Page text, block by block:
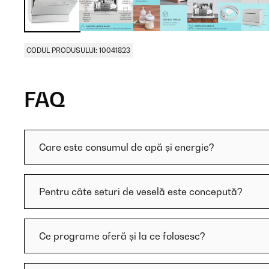
CODUL PRODUSULUI: 10041823
FAQ
Care este consumul de apă și energie?
Pentru câte seturi de veselă este concepută?
Ce programe oferă și la ce folosesc?